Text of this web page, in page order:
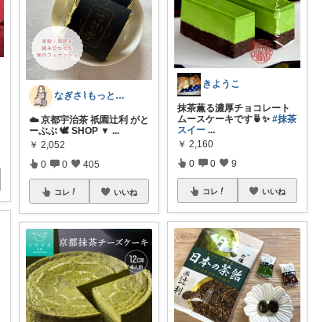
なぎさ⌇もっと自分を好きになる『暮らし』
☁️ 京都宇治茶 祇園辻利 がと
ーぶぶ 🕊️ SHOP ▼...
￥ 2,052
0 0 405
コレ いいね
きようこ
抹茶薫る濃厚チョコレート
ムースケーキです🍵✨#抹茶
スイー ...
￥ 2,160
0 0 9
コレ いいね